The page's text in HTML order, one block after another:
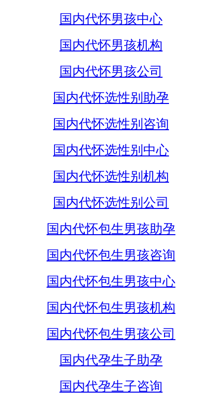
国内代怀男孩中心
国内代怀男孩机构
国内代怀男孩公司
国内代怀选性别助孕
国内代怀选性别咨询
国内代怀选性别中心
国内代怀选性别机构
国内代怀选性别公司
国内代怀包生男孩助孕
国内代怀包生男孩咨询
国内代怀包生男孩中心
国内代怀包生男孩机构
国内代怀包生男孩公司
国内代孕生子助孕
国内代孕生子咨询